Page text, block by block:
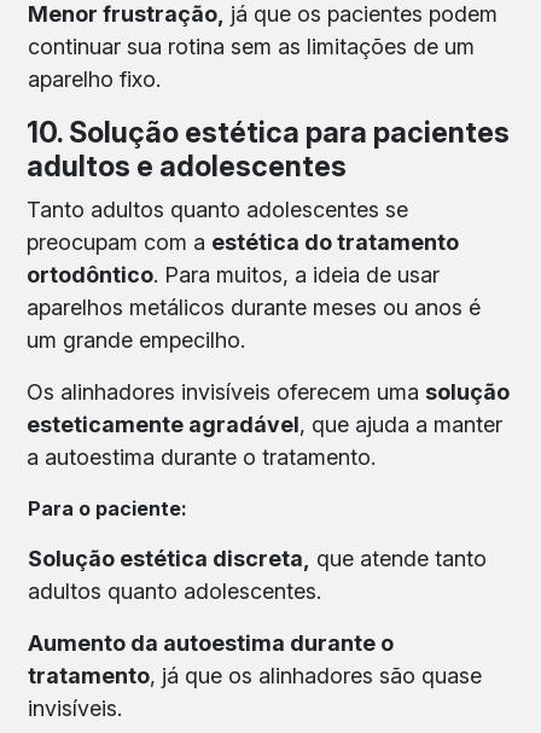
Menor frustração, já que os pacientes podem
continuar sua rotina sem as limitações de um
aparelho fixo.
10. Solução estética para pacientes
adultos e adolescentes
Tanto adultos quanto adolescentes se
preocupam com a estética do tratamento
ortodôntico. Para muitos, a ideia de usar
aparelhos metálicos durante meses ou anos é
um grande empecilho.
Os alinhadores invisíveis oferecem uma solução
esteticamente agradável, que ajuda a manter
a autoestima durante o tratamento.
Para o paciente:
Solução estética discreta,
que atende tanto
adultos quanto adolescentes.
Aumento da autoestima durante o
tratamento, já que os alinhadores são quase
invisíveis.